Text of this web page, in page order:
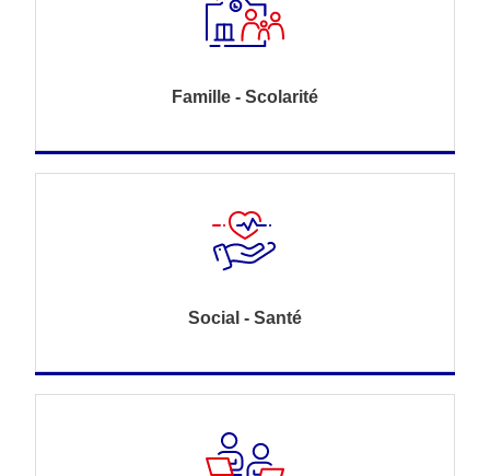
Famille - Scolarité
Social - Santé